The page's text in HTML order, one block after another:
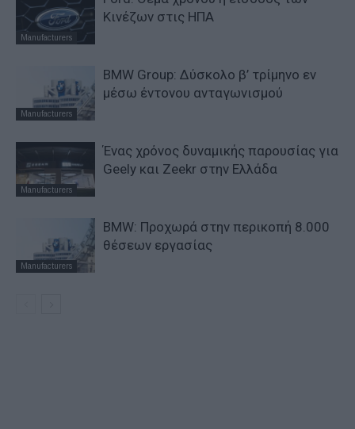
Manufacturers
Κινέζων στις ΗΠΑ
Manufacturers
BMW Group: Δύσκολο β’ τρίμηνο εν
μέσω έντονου ανταγωνισμού
Manufacturers
Ένας χρόνος δυναμικής παρουσίας για
Geely και Zeekr στην Ελλάδα
Manufacturers
BMW: Προχωρά στην περικοπή 8.000
θέσεων εργασίας